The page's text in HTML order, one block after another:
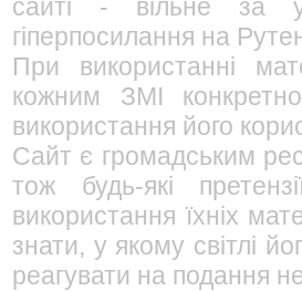
сайті - вільне за
гіперпосилання на
При використанні
кожним ЗМІ
використання його
Сайт є громадським
тож будь-які
використання їхніх
знати, у якому світлі
реагувати на подання